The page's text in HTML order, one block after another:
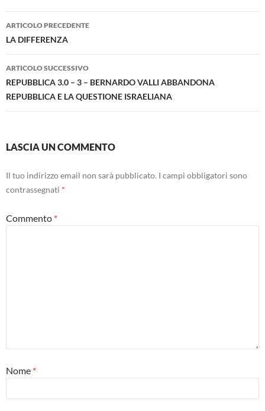
Navigazione
articolo
ARTICOLO PRECEDENTE
LA DIFFERENZA
ARTICOLO SUCCESSIVO
REPUBBLICA 3.0 – 3 – BERNARDO VALLI ABBANDONA
REPUBBLICA E LA QUESTIONE ISRAELIANA
LASCIA UN COMMENTO
Il tuo indirizzo email non sarà pubblicato. I campi obbligatori sono
contrassegnati *
Commento *
Nome *